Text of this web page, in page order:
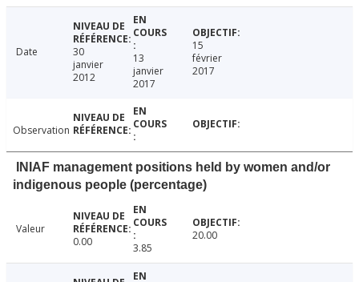
Date
30
janvier
2012
13
janvier
2017
15
février
2017
Observation
INIAF management positions held by women and/or
indigenous people (percentage)
Valeur
0.00
3.85
20.00